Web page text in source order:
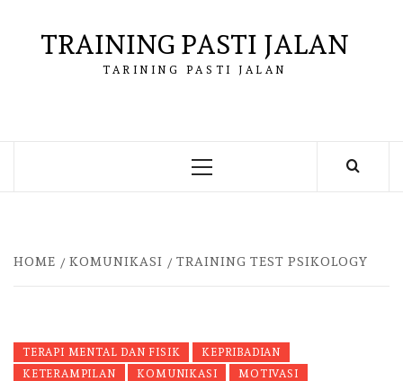
contentTRAINING PASTI JALAN
TARINING PASTI JALAN
Primary
HOME KOMUNIKASI TRAINING TEST PSIKOLOGY
TERAPI MENTAL DAN FISIK
KEPRIBADIAN
KETERAMPILAN
KOMUNIKASI
MOTIVASI